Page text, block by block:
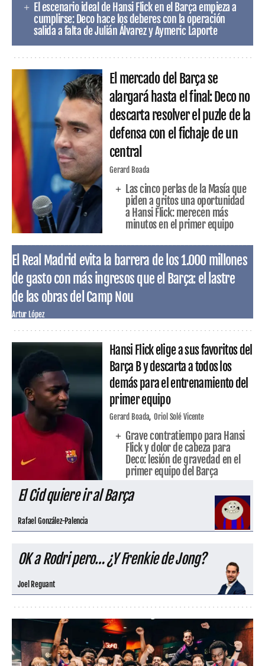
El escenario ideal de Hansi Flick en el Barça empieza a
cumplirse: Deco hace los deberes con la operación
salida a falta de Julián Álvarez y Aymeric Laporte
El mercado del Barça se
alargará hasta el final: Deco no
descarta resolver el puzle de la
defensa con el fichaje de un
central
Gerard Boada
Las cinco perlas de la Masía que
piden a gritos una oportunidad
a Hansi Flick: merecen más
minutos en el primer equipo
El Real Madrid evita la barrera de los 1.000 millones
de gasto con más ingresos que el Barça: el lastre
de las obras del Camp Nou
Artur López
Hansi Flick elige a sus favoritos del
Barça B y descarta a todos los
demás para el entrenamiento del
primer equipo
Gerard Boada Oriol Solé Vicente
Grave contratiempo para Hansi
Flick y dolor de cabeza para
Deco: lesión de gravedad en el
primer equipo del Barça
El Cid quiere ir al Barça
Rafael González-Palencia
OK a Rodri pero… ¿Y Frenkie de Jong?
Joel Reguant